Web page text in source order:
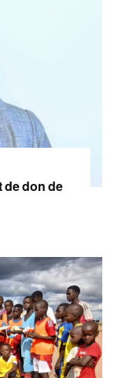
de don de